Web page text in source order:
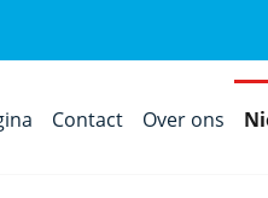
Contact Over ons